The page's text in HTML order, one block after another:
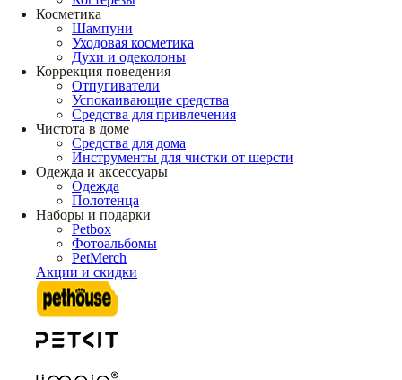
Косметика
Шампуни
Уходовая косметика
Духи и одеколоны
Коррекция поведения
Отпугиватели
Успокаивающие средства
Средства для привлечения
Чистота в доме
Средства для дома
Инструменты для чистки от шерсти
Одежда и аксессуары
Одежда
Полотенца
Наборы и подарки
Petbox
Фотоальбомы
PetMerch
Акции и скидки